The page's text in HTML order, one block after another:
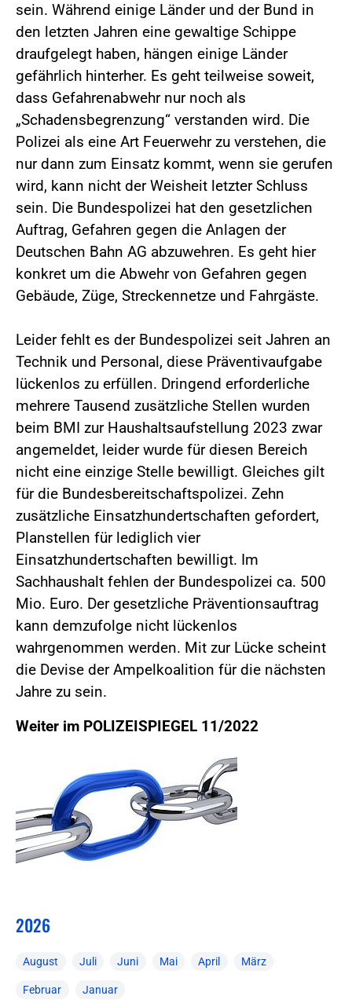
sein. Während einige Länder und der Bund in
den letzten Jahren eine gewaltige Schippe
draufgelegt haben, hängen einige Länder
gefährlich hinterher. Es geht teilweise soweit,
dass Gefahrenabwehr nur noch als
„Schadensbegrenzung“ verstanden wird. Die
Polizei als eine Art Feuerwehr zu verstehen, die
nur dann zum Einsatz kommt, wenn sie gerufen
wird, kann nicht der Weisheit letzter Schluss
sein. Die Bundespolizei hat den gesetzlichen
Auftrag, Gefahren gegen die Anlagen der
Deutschen Bahn AG abzuwehren. Es geht hier
konkret um die Abwehr von Gefahren gegen
Gebäude, Züge, Streckennetze und Fahrgäste.
Leider fehlt es der Bundespolizei seit Jahren an
Technik und Personal, diese Präventivaufgabe
lückenlos zu erfüllen. Dringend erforderliche
mehrere Tausend zusätzliche Stellen wurden
beim BMI zur Haushaltsaufstellung 2023 zwar
angemeldet, leider wurde für diesen Bereich
nicht eine einzige Stelle bewilligt. Gleiches gilt
für die Bundesbereitschaftspolizei. Zehn
zusätzliche Einsatzhundertschaften gefordert,
Planstellen für lediglich vier
Einsatzhundertschaften bewilligt. Im
Sachhaushalt fehlen der Bundespolizei ca. 500
Mio. Euro. Der gesetzliche Präventionsauftrag
kann demzufolge nicht lückenlos
wahrgenommen werden. Mit zur Lücke scheint
die Devise der Ampelkoalition für die nächsten
Jahre zu sein.
Weiter im POLIZEISPIEGEL 11/2022
2026
August Juli Juni Mai April März
Februar Januar